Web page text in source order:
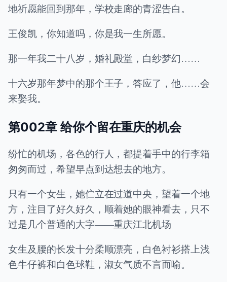
地祈愿能回到那年，学校走廊的青涩告白。
王俊凯，你知道吗，你是我一生所愿。
那一年我二十八岁，婚礼殿堂，白纱梦幻……
十六岁那年梦中的那个王子，答应了，他……会
来娶我。
第002章 给你个留在重庆的机会
纷忙的机场，各色的行人，都提着手中的行李箱
匆匆而过，希望早点到达想去的地方。
只有一个女生，她伫立在过道中央，望着一个地
方，注目了好久好久，顺着她的眼神看去，只不
过是几个普通的大字——重庆江北机场
女生及腰的长发十分柔顺漂亮，白色衬衫搭上浅
色牛仔裤和白色球鞋，淑女气质不言而喻。